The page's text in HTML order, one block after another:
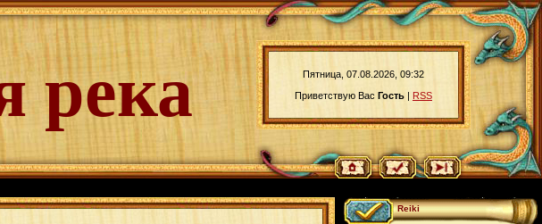
Пятница, 07.08.2026, 09:32
Приветствую Вас Гость | RSS
река
Reiki